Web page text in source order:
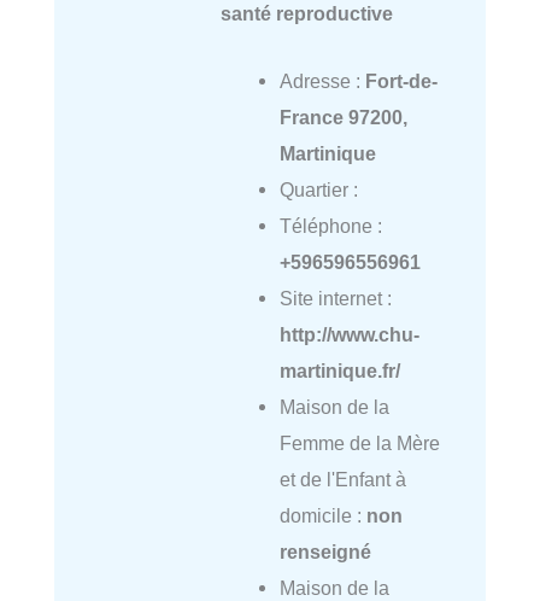
santé reproductive
Adresse : Fort-de-
France 97200,
Martinique
Quartier :
Téléphone :
+596596556961
Site internet :
http://www.chu-
martinique.fr/
Maison de la
Femme de la Mère
et de l'Enfant à
domicile : non
renseigné
Maison de la